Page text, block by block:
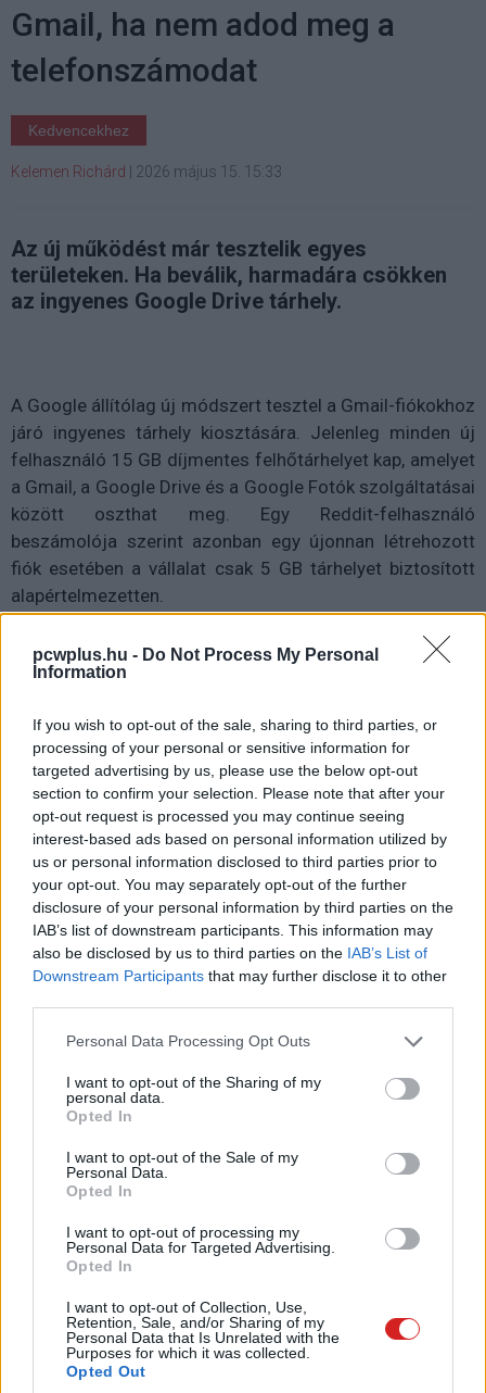
pcwplus.hu - Do Not Process My Personal
Information
If you wish to opt-out of the sale, sharing to third parties, or
processing of your personal or sensitive information for
targeted advertising by us, please use the below opt-out
section to confirm your selection. Please note that after your
opt-out request is processed you may continue seeing
interest-based ads based on personal information utilized by
us or personal information disclosed to third parties prior to
your opt-out. You may separately opt-out of the further
disclosure of your personal information by third parties on the
IAB’s list of downstream participants. This information may
also be disclosed by us to third parties on the IAB’s List of
Downstream Participants that may further disclose it to other
Please note that this website/app uses one or more Google
not limited to your visit or usage behaviour. You may click to
grant or deny consent to Google and its third-party tags to
use your data for below specified purposes in below Google
consent section.
Personal Data Processing Opt Outs
I want to opt-out of the Sharing of my
personal data.
Opted In
I want to opt-out of the Sale of my
Personal Data.
Opted In
I want to opt-out of processing my
Personal Data for Targeted Advertising.
Opted In
I want to opt-out of Collection, Use,
Retention, Sale, and/or Sharing of my
Personal Data that Is Unrelated with the
Purposes for which it was collected.
Opted Out
Gmail, ha nem adod meg a
telefonszámodat
Kedvencekhez
Kelemen Richárd 2026 május 15. 15:33
Az új működést már tesztelik egyes
területeken. Ha beválik, harmadára csökken
az ingyenes Google Drive tárhely.
A Google állítólag új módszert tesztel a Gmail-fiókokhoz
járó ingyenes tárhely kiosztására. Jelenleg minden új
felhasználó 15 GB díjmentes felhőtárhelyet kap, amelyet
a Gmail, a Google Drive és a Google Fotók szolgáltatásai
között oszthat meg. Egy Reddit-felhasználó
beszámolója szerint azonban egy újonnan létrehozott
fiók esetében a vállalat csak 5 GB tárhelyet biztosított
alapértelmezetten.
Gmail now gives 5gb free if you sign up without phone
number
u/sungusungu
A képernyőfotó alapján a Google felajánlotta, hogy a
teljes 15 GB-os ingyenes tárhely elérhetővé válik,
amennyiben a felhasználó telefonszámot kapcsol a
módszer lehet, mivel a telefonszámok további
személyes információkat jelentenek a technológiai óriás
számára.